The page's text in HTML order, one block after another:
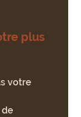
plus
votre